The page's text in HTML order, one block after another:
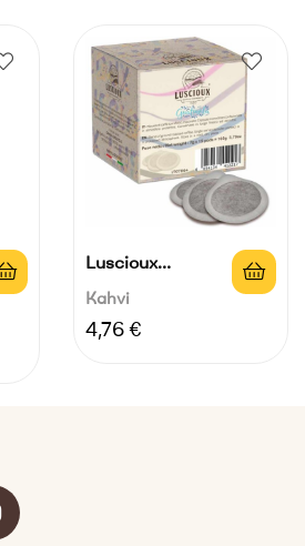
Luscioux
Guatemala 100
%...
Kahvi
Hinta
4,76 €